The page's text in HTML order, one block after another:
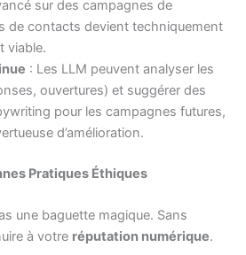
sur des campagnes de
de contacts devient techniquement
viable.
: Les LLM peuvent analyser les
ouvertures) et suggérer des
pour les campagnes futures,
d’amélioration.
Pratiques Éthiques
une baguette magique. Sans
à votre réputation numérique.